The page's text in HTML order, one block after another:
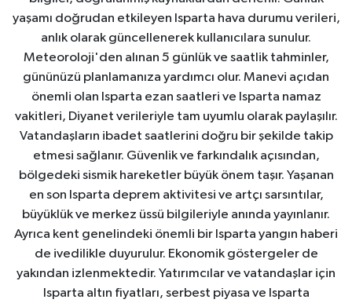
yaşamı doğrudan etkileyen Isparta hava durumu verileri,
anlık olarak güncellenerek kullanıcılara sunulur.
Meteoroloji'den alınan 5 günlük ve saatlik tahminler,
gününüzü planlamanıza yardımcı olur. Manevi açıdan
önemli olan Isparta ezan saatleri ve Isparta namaz
vakitleri, Diyanet verileriyle tam uyumlu olarak paylaşılır.
Vatandaşların ibadet saatlerini doğru bir şekilde takip
etmesi sağlanır. Güvenlik ve farkındalık açısından,
bölgedeki sismik hareketler büyük önem taşır. Yaşanan
en son Isparta deprem aktivitesi ve artçı sarsıntılar,
büyüklük ve merkez üssü bilgileriyle anında yayınlanır.
Ayrıca kent genelindeki önemli bir Isparta yangın haberi
de ivedilikle duyurulur. Ekonomik göstergeler de
yakından izlenmektedir. Yatırımcılar ve vatandaşlar için
Isparta altın fiyatları, serbest piyasa ve Isparta